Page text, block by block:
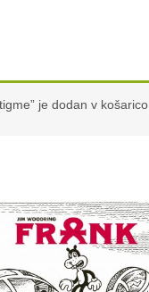
je dodan v košarico.